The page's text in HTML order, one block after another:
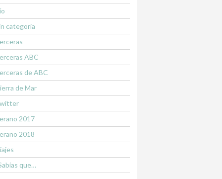
categoría
ABC
de ABC
de Mar
2017
2018
que…